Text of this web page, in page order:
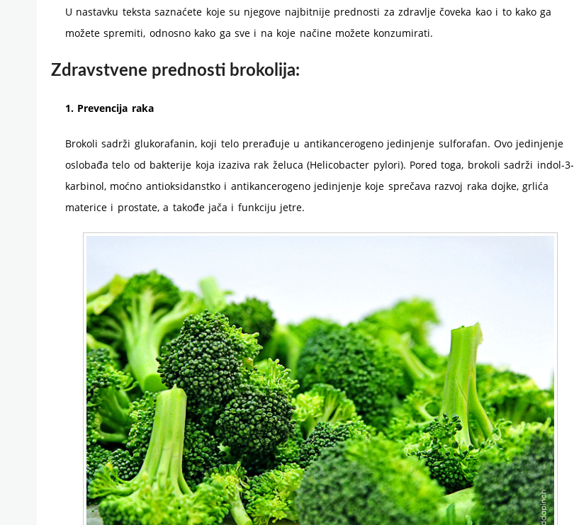
U nastavku teksta saznaćete koje su njegove najbitnije prednosti za zdravlje čoveka kao i to kako ga
možete spremiti, odnosno kako ga sve i na koje načine možete konzumirati.
Zdravstvene prednosti brokolija:
1. Prevencija raka
Brokoli sadrži glukorafanin, koji telo prerađuje u antikancerogeno jedinjenje sulforafan. Ovo jedinjenje
oslobađa telo od bakterije koja izaziva rak želuca (Helicobacter pylori). Pored toga, brokoli sadrži indol-3-
karbinol, moćno antioksidanstko i antikancerogeno jedinjenje koje sprečava razvoj raka dojke, grlića
materice i prostate, a takođe jača i funkciju jetre.